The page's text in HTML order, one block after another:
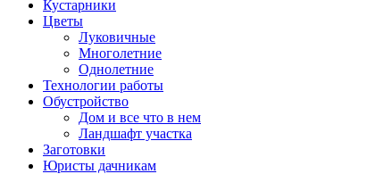
Кустарники
Цветы
Луковичные
Многолетние
Однолетние
Технологии работы
Обустройство
Дом и все что в нем
Ландшафт участка
Заготовки
Юристы дачникам